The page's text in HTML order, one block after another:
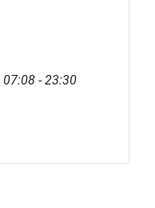
07:08 - 23:30